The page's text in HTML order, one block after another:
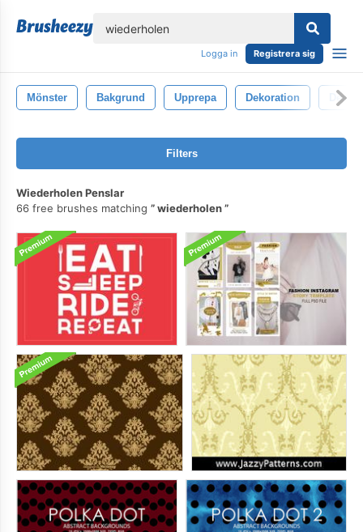
Logga in Registrera sig
Mönster Bakgrund Upprepa Dekoration Design
Filters
Wiederholen Penslar
66 free brushes matching
wiederholen